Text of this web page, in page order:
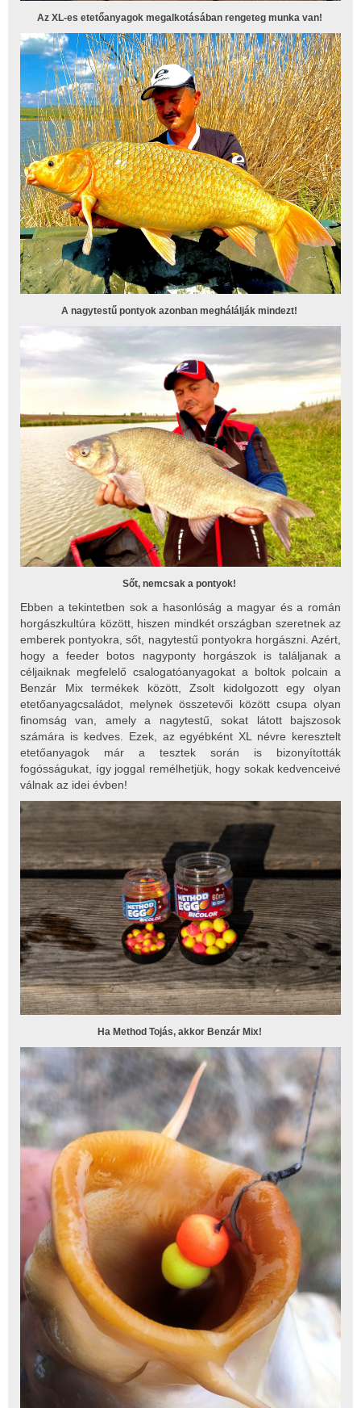
Az XL-es etetőanyagok megalkotásában rengeteg munka van!
A nagytestű pontyok azonban meghálálják mindezt!
Sőt, nemcsak a pontyok!
Ebben a tekintetben sok a hasonlóság a magyar és a román
horgászkultúra között, hiszen mindkét országban szeretnek az
emberek pontyokra, sőt, nagytestű pontyokra horgászni. Azért,
hogy a feeder botos nagyponty horgászok is találjanak a
céljaiknak megfelelő csalogatóanyagokat a boltok polcain a
Benzár Mix termékek között, Zsolt kidolgozott egy olyan
etetőanyagcsaládot, melynek összetevői között csupa olyan
finomság van, amely a nagytestű, sokat látott bajszosok
számára is kedves. Ezek, az egyébként XL névre keresztelt
etetőanyagok már a tesztek során is bizonyították
fogósságukat, így joggal remélhetjük, hogy sokak kedvenceivé
válnak az idei évben!
Ha Method Tojás, akkor Benzár Mix!